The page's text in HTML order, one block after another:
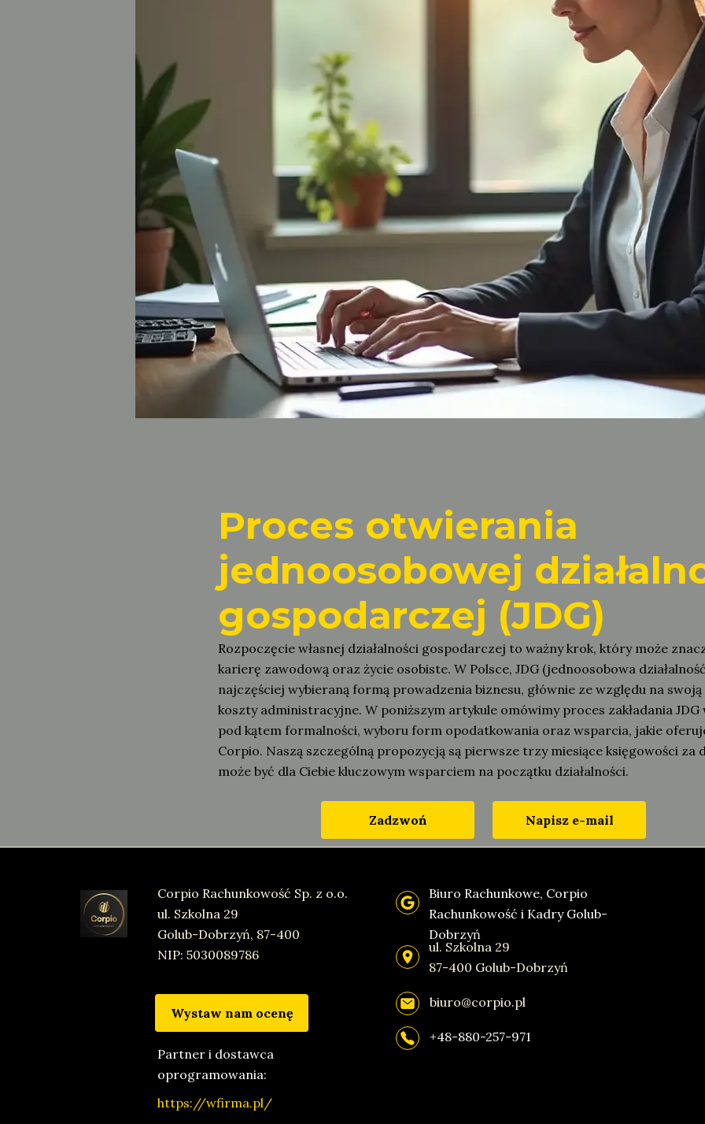
Proces otwierania
jednoosobowej
gospodarczej (JDG)
Rozpoczęcie własnej działalności gospodarczej to ważny krok, który może
karierę zawodową oraz życie osobiste. W Polsce, JDG (jednoosobowa
najczęściej wybieraną formą prowadzenia biznesu, głównie ze względu na
koszty administracyjne. W poniższym artykule omówimy proces zakładania JDG
pod kątem formalności, wyboru form opodatkowania oraz wsparcia, jakie
Corpio. Naszą szczególną propozycją są pierwsze trzy miesiące księgowości
może być dla Ciebie kluczowym wsparciem na początku działalności.
Zadzwoń Napisz e-mail
Partner i dostawca
oprogramowania:
https://wfirma.pl/
+48-880-257-971
biuro@corpio.pl
Corpio Rachunkowość Sp. z o.o.
ul. Szkolna 29
Golub-Dobrzyń, 87-400
NIP: 5030089786
Biuro Rachunkowe, Corpio
Rachunkowość i Kadry Golub-
Dobrzyń
ul. Szkolna 29
87-400 Golub-Dobrzyń
Wystaw nam ocenę